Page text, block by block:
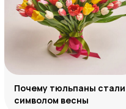
Почему тюльпаны стали
символом весны